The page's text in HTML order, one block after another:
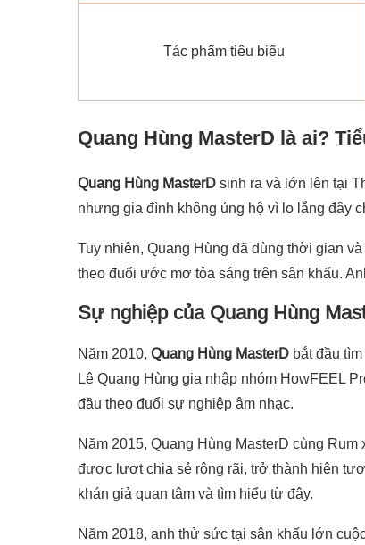
Tác phẩm tiêu biểu
Quang Hùng MasterD là ai?
Quang Hùng MasterD sinh ra và lớn lên tại
nhưng gia đình không ủng hộ vì lo lắng đây
Tuy nhiên, Quang Hùng đã dùng thời gian
theo đuổi ước mơ tỏa sáng trên sân khấu.
Sự nghiệp của Quang Hùng
Năm 2010, Quang Hùng MasterD bắt đầu
Lê Quang Hùng gia nhập nhóm HowFEEL
đầu theo đuổi sự nghiệp âm nhạc.
Năm 2015, Quang Hùng MasterD cùng
được lượt chia sẻ rộng rãi, trở thành hiện
khán giả quan tâm và tìm hiểu từ đây.
Năm 2018, anh thử sức tại sân khấu lớn